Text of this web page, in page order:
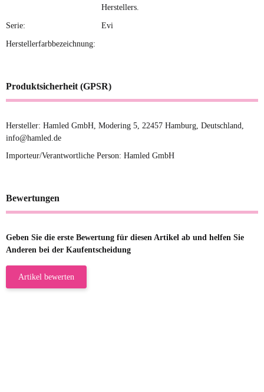
Herstellers.
Serie: Evi
Herstellerfarbbezeichnung:
Produktsicherheit (GPSR)
Hersteller: Hamled GmbH, Modering 5, 22457 Hamburg, Deutschland,
info@hamled.de
Importeur/Verantwortliche Person: Hamled GmbH
Bewertungen
Geben Sie die erste Bewertung für diesen Artikel ab und helfen Sie
Anderen bei der Kaufentscheidung
Artikel bewerten